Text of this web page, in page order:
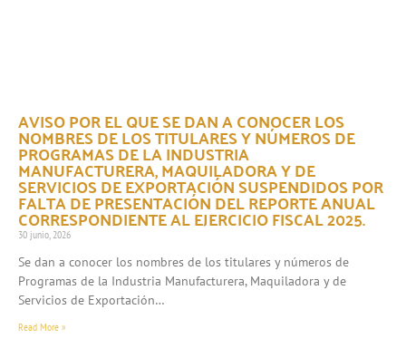
AVISO POR EL QUE SE DAN A CONOCER LOS
NOMBRES DE LOS TITULARES Y NÚMEROS DE
PROGRAMAS DE LA INDUSTRIA
MANUFACTURERA, MAQUILADORA Y DE
SERVICIOS DE EXPORTACIÓN SUSPENDIDOS POR
FALTA DE PRESENTACIÓN DEL REPORTE ANUAL
CORRESPONDIENTE AL EJERCICIO FISCAL 2025.
30 junio, 2026
Se dan a conocer los nombres de los titulares y números de
Programas de la Industria Manufacturera, Maquiladora y de
Servicios de Exportación…
Read More »